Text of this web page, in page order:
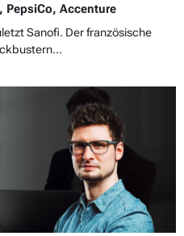
PepsiCo, Accenture
Sanofi. Der französische